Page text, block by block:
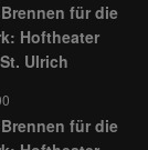
Brennen für die
Hoftheater
Ulrich
Brennen für die